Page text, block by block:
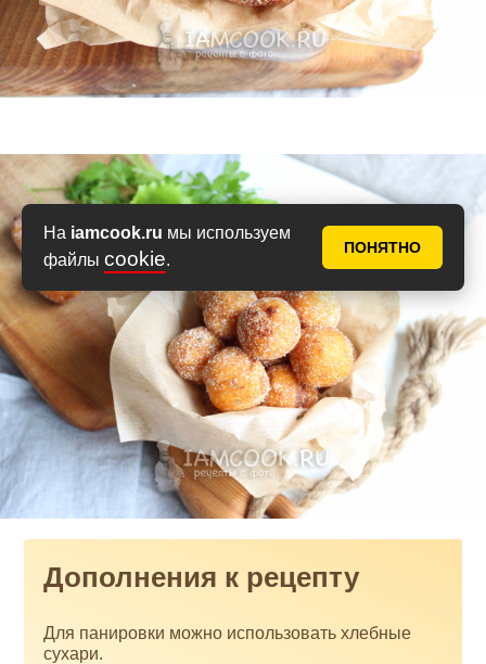
На iamcook.ru мы используем
файлы cookie.
ПОНЯТНО
Дополнения к рецепту
Для панировки можно использовать хлебные
сухари.